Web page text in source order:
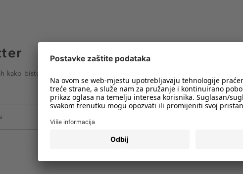
kako biste e-mailom primali obavijesti o svim trendovima i